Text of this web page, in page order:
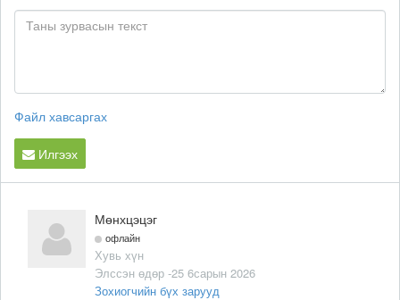
Файл хавсаргах
Илгээх
Мөнхцэцэг
офлайн
Хувь хүн
Элссэн өдөр -25 6сарын 2026
Зохиогчийн бүх зарууд